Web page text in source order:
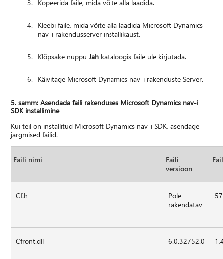
Kopeerida faile, mida võite alla laadida.
Kleebi faile, mida võite alla laadida Microsoft Dynamics
nav-i rakendusserver installikaust.
Klõpsake nuppuJah kataloogis faile üle kirjutada.
Käivitage Microsoft Dynamics nav-i rakenduste Server.
5. samm: Asendada faili rakenduses Microsoft Dynamics nav-i
SDK installimine
Kui teil on installitud Microsoft Dynamics nav-i SDK, asendage
järgmised failid.
Faili nimi
Faili
versioon
Cf.h
Pole
rakendatav
Cfront.dll 6.0.32752.0